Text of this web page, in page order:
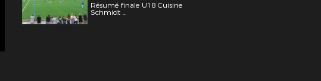
Résumé finale U18 Cuisine
Schmidt ...